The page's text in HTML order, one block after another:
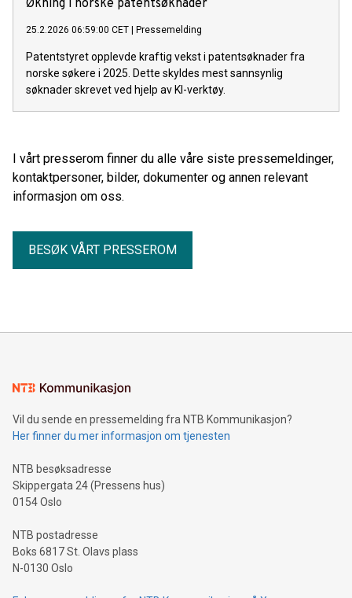
Økning i norske patentsøknader
25.2.2026 06:59:00 CET | Pressemelding
Patentstyret opplevde kraftig vekst i patentsøknader fra
norske søkere i 2025. Dette skyldes mest sannsynlig
søknader skrevet ved hjelp av KI-verktøy.
I vårt presserom finner du alle våre siste pressemeldinger,
kontaktpersoner, bilder, dokumenter og annen relevant
informasjon om oss.
BESØK VÅRT PRESSEROM
Vil du sende en pressemelding fra NTB Kommunikasjon?
Her finner du mer informasjon om tjenesten
NTB besøksadresse
Skippergata 24 (Pressens hus)
0154 Oslo
NTB postadresse
Boks 6817 St. Olavs plass
N-0130 Oslo